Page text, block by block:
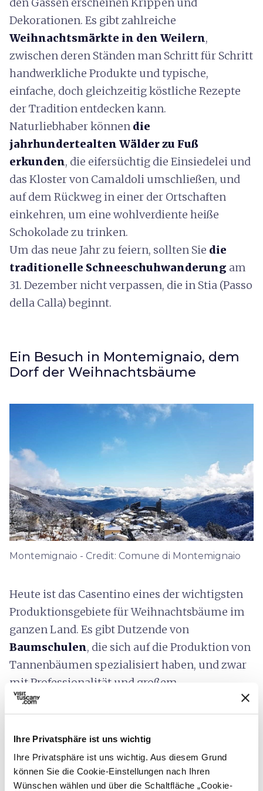
Ihre Privatsphäre ist uns wichtig
Ihre Privatsphäre ist uns wichtig. Aus diesem Grund
können Sie die Cookie-Einstellungen nach Ihren
Wünschen wählen und über die Schaltfläche „Cookie-
Dekorationen. Es gibt zahlreiche
Weihnachtsmärkte in den Weilern,
zwischen deren Ständen man Schritt für Schritt
handwerkliche Produkte und typische,
einfache, doch gleichzeitig köstliche Rezepte
der Tradition entdecken kann.
Naturliebhaber können die
jahrhundertealten Wälder zu Fuß
erkunden, die eifersüchtig die Einsiedelei und
das Kloster von Camaldoli umschließen, und
auf dem Rückweg in einer der Ortschaften
einkehren, um eine wohlverdiente heiße
Schokolade zu trinken.
Um das neue Jahr zu feiern, sollten Sie die
traditionelle Schneeschuhwanderung am
31. Dezember nicht verpassen, die in Stia (Passo
della Calla) beginnt.
Ein Besuch in Montemignaio, dem
Dorf der Weihnachtsbäume
Montemignaio - Credit: Comune di Montemignaio
Heute ist das Casentino eines der wichtigsten
Produktionsgebiete für Weihnachtsbäume im
ganzen Land. Es gibt Dutzende von
Baumschulen, die sich auf die Produktion von
Tannenbäumen spezialisiert haben, und zwar
mit Professionalität und großem
Umweltbewusstsein. Das kleine Dorf
Montemignaio ist eine Exzellenz in diesem
Sektor, deren Wurzeln in den frühen 1940er
Jahren liegen, als die ersten Tannenbäume
gepflanzt wurden. Das bergige Klima der